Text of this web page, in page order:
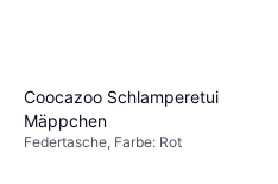
Coocazoo Schlamperetui
Mäppchen
Federtasche, Farbe: Rot